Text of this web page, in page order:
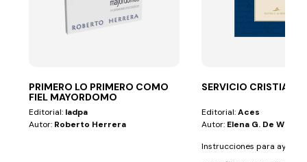
PRIMERO LO PRIMERO COMO
FIEL MAYORDOMO
Editorial: Iadpa
Autor: Roberto Herrera
SERVICIO
Editorial:Aces
Autor: Elena G. De White
Instrucciones para ayudar